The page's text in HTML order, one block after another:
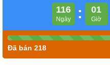
116
Ngày : 01
Giờ
Đã bán 218